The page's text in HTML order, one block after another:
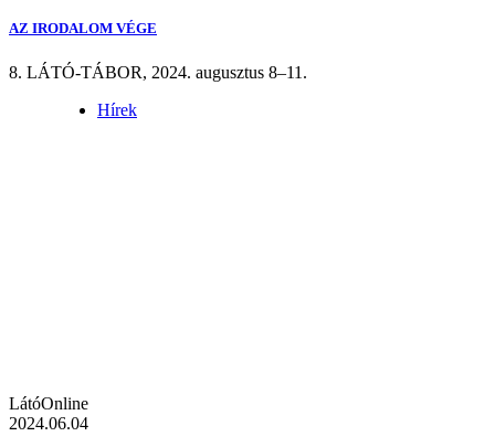
AZ IRODALOM VÉGE
8. LÁTÓ-TÁBOR, 2024. augusztus 8–11.
Hírek
LátóOnline
2024.06.04